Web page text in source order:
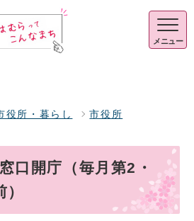
メニュー
役所・暮らし 市役所
口開庁（毎月第2・